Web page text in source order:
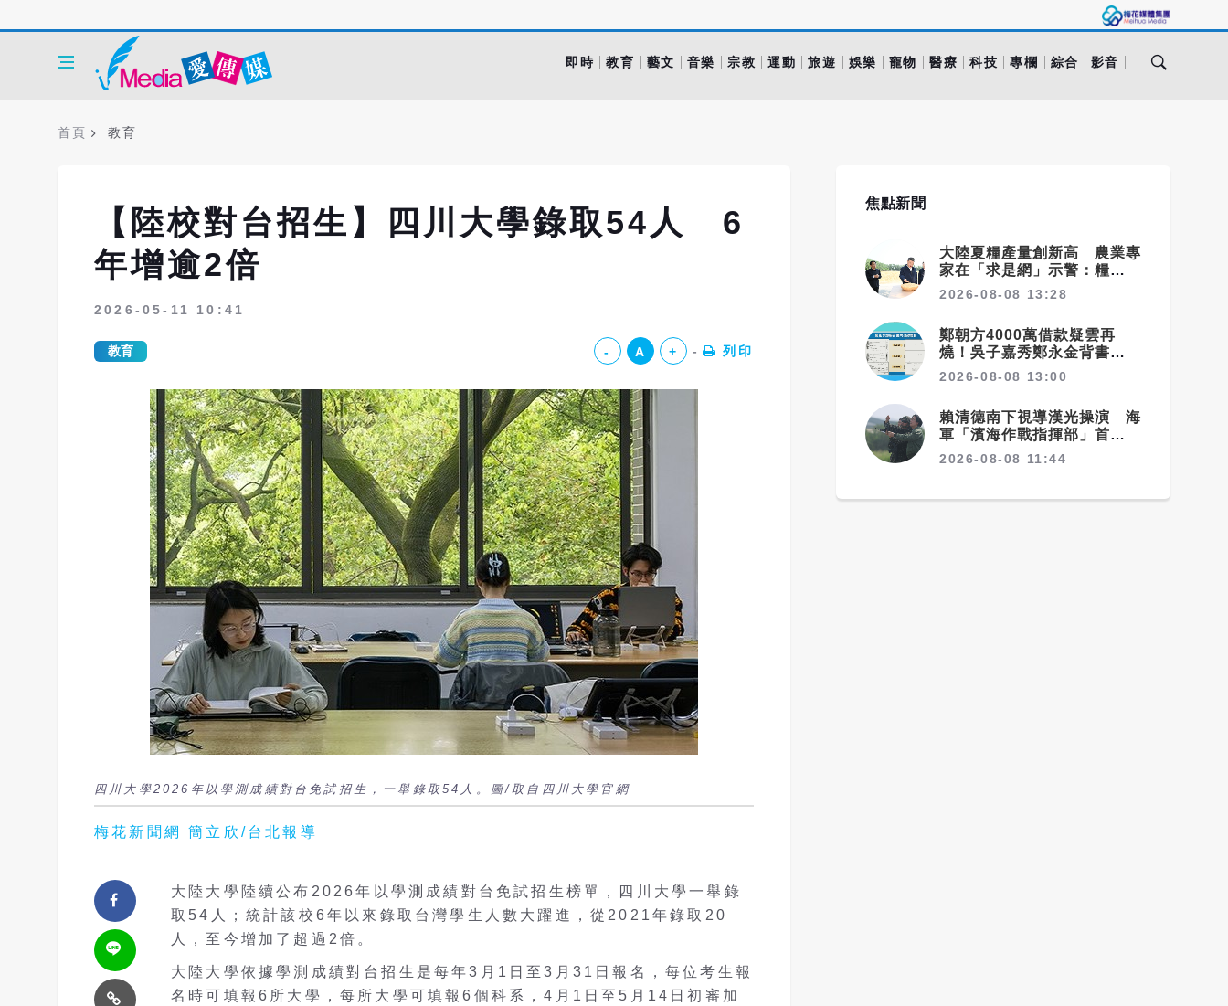
即時 教育 藝文 音樂 宗教 運動 旅遊 娛樂 寵物 醫療 科技 專欄 綜合 影音
首頁 教育
【陸校對台招生】四川大學錄取54人 6
年增逾2倍
2026-05-11 10:41
教育 - A + 列印
四川大學2026年以學測成績對台免試招生，一舉錄取54人。圖/取自四川大學官網
梅花新聞網 簡立欣/台北報導
大陸大學陸續公布2026年以學測成績對台免試招生榜單，四川大學一舉錄
取54人；統計該校6年以來錄取台灣學生人數大躍進，從2021年錄取20
人，至今增加了超過2倍。
大陸大學依據學測成績對台招生是每年3月1日至3月31日報名，每位考生報
名時可填報6所大學，每所大學可填報6個科系，4月1日至5月14日初審加
焦點新聞
大陸夏糧產量創新高 農業專
家在「求是網」示警：糧食緊
張會長期存在
2026-08-08 13:28
鄭朝方4000萬借款疑雲再
燒！吳子嘉秀鄭永金背書票
據 追問2018選舉資金流向
2026-08-08 13:00
賴清德南下視導漢光操演 海
軍「濱海作戰指揮部」首次與
海巡聯合操演
2026-08-08 11:44